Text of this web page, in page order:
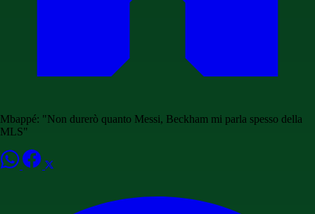
Mbappé: "Non durerò quanto Messi, Beckham mi parla spesso della
MLS"